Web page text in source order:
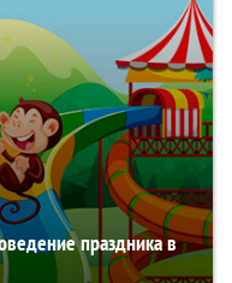
праздника в